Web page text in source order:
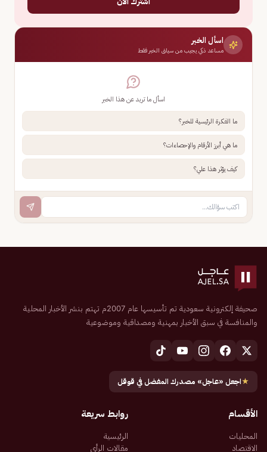
اسأل الخبر
مساعد ذكي يجيب من سياق الخبر فقط
اسأل ما تريد عن هذا الخبر
ما الفكرة الرئيسية للخبر؟
ما هي أبرز الأرقام والإحصاءات؟
كيف يؤثر هذا علي؟
صحيفة إلكترونية سعودية تم تأسيسها عام 2007م تهتم بنشر الأخبار المحلية
والمنافسة في سبق الأخبار بمهنية ومصداقية وموضوعية
★اجعل «عاجل» مصدرك المفضل في قوقل
الأقسام
المحليات
الاقتصاد
روابط سريعة
الرئيسية
مقالات الرأي